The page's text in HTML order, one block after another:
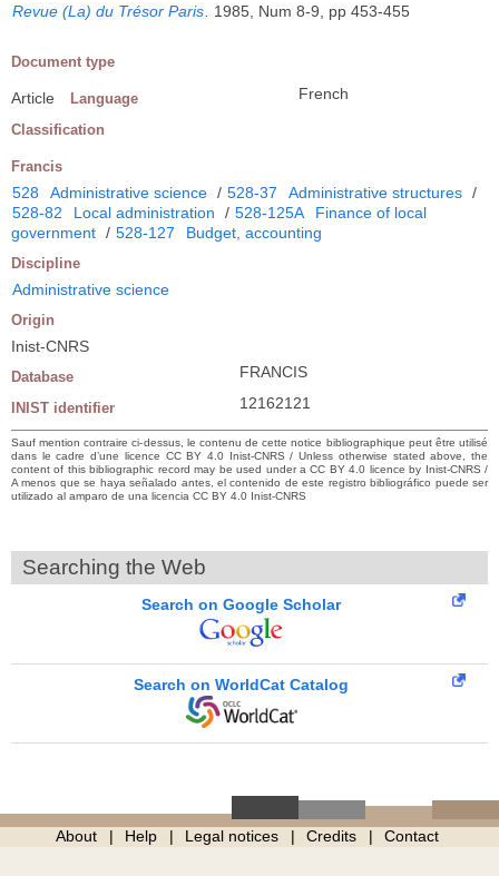
Revue (La) du Trésor Paris 1985, Num 8-9, pp 453-455
Document type
Article Language French
Classification
Francis
528 Administrative science / 528-37 Administrative structures /
528-82
Local administration / 528-125A
Finance of local
government / 528-127 Budget, accounting
Discipline
Administrative science
Origin
Inist-CNRS
Database FRANCIS
INIST identifier 12162121
Sauf mention contraire ci-dessus, le contenu de cette notice bibliographique peut être utilisé
dans le cadre d’une licence CC BY 4.0 Inist-CNRS / Unless otherwise stated above, the
content of this bibliographic record may be used under a CC BY 4.0 licence by Inist-CNRS /
A menos que se haya señalado antes, el contenido de este registro bibliográfico puede ser
utilizado al amparo de una licencia CC BY 4.0 Inist-CNRS
Searching the Web
Search on Google Scholar
Search on WorldCat Catalog
About Help Legal notices Credits Contact